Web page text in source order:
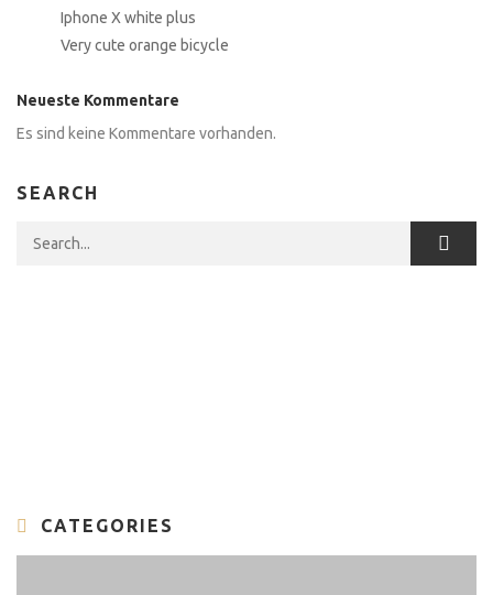
Iphone X white plus
Very cute orange bicycle
Neueste Kommentare
Es sind keine Kommentare vorhanden.
SEARCH
Search for:
CATEGORIES